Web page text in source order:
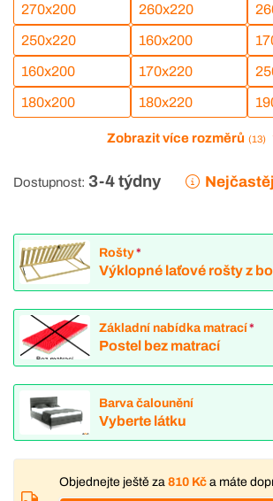
270x200 260x220
250x220 160x200
160x200 170x220
180x200 180x220
Zobrazit více rozměrů (13)
Dostupnost: 3-4 týdny
Rošty*
Výklopné laťové rošty z
Základní nabídka matrací*
Postel bez matrací
Barva čalounění
Vyberte látku
Objednejte ještě za 810 Kč a máte